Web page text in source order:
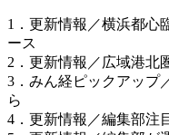
1．更新情報／横浜都心
ース
2．更新情報／広域港北
3．みん経ピックアップ
ら
4．更新情報／編集部注